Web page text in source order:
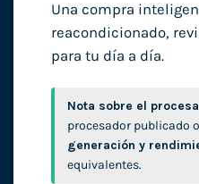
Una compra
reacondicionado,
para tu día a día.
Nota sobre el
procesador publicado
generación y
equivalentes.